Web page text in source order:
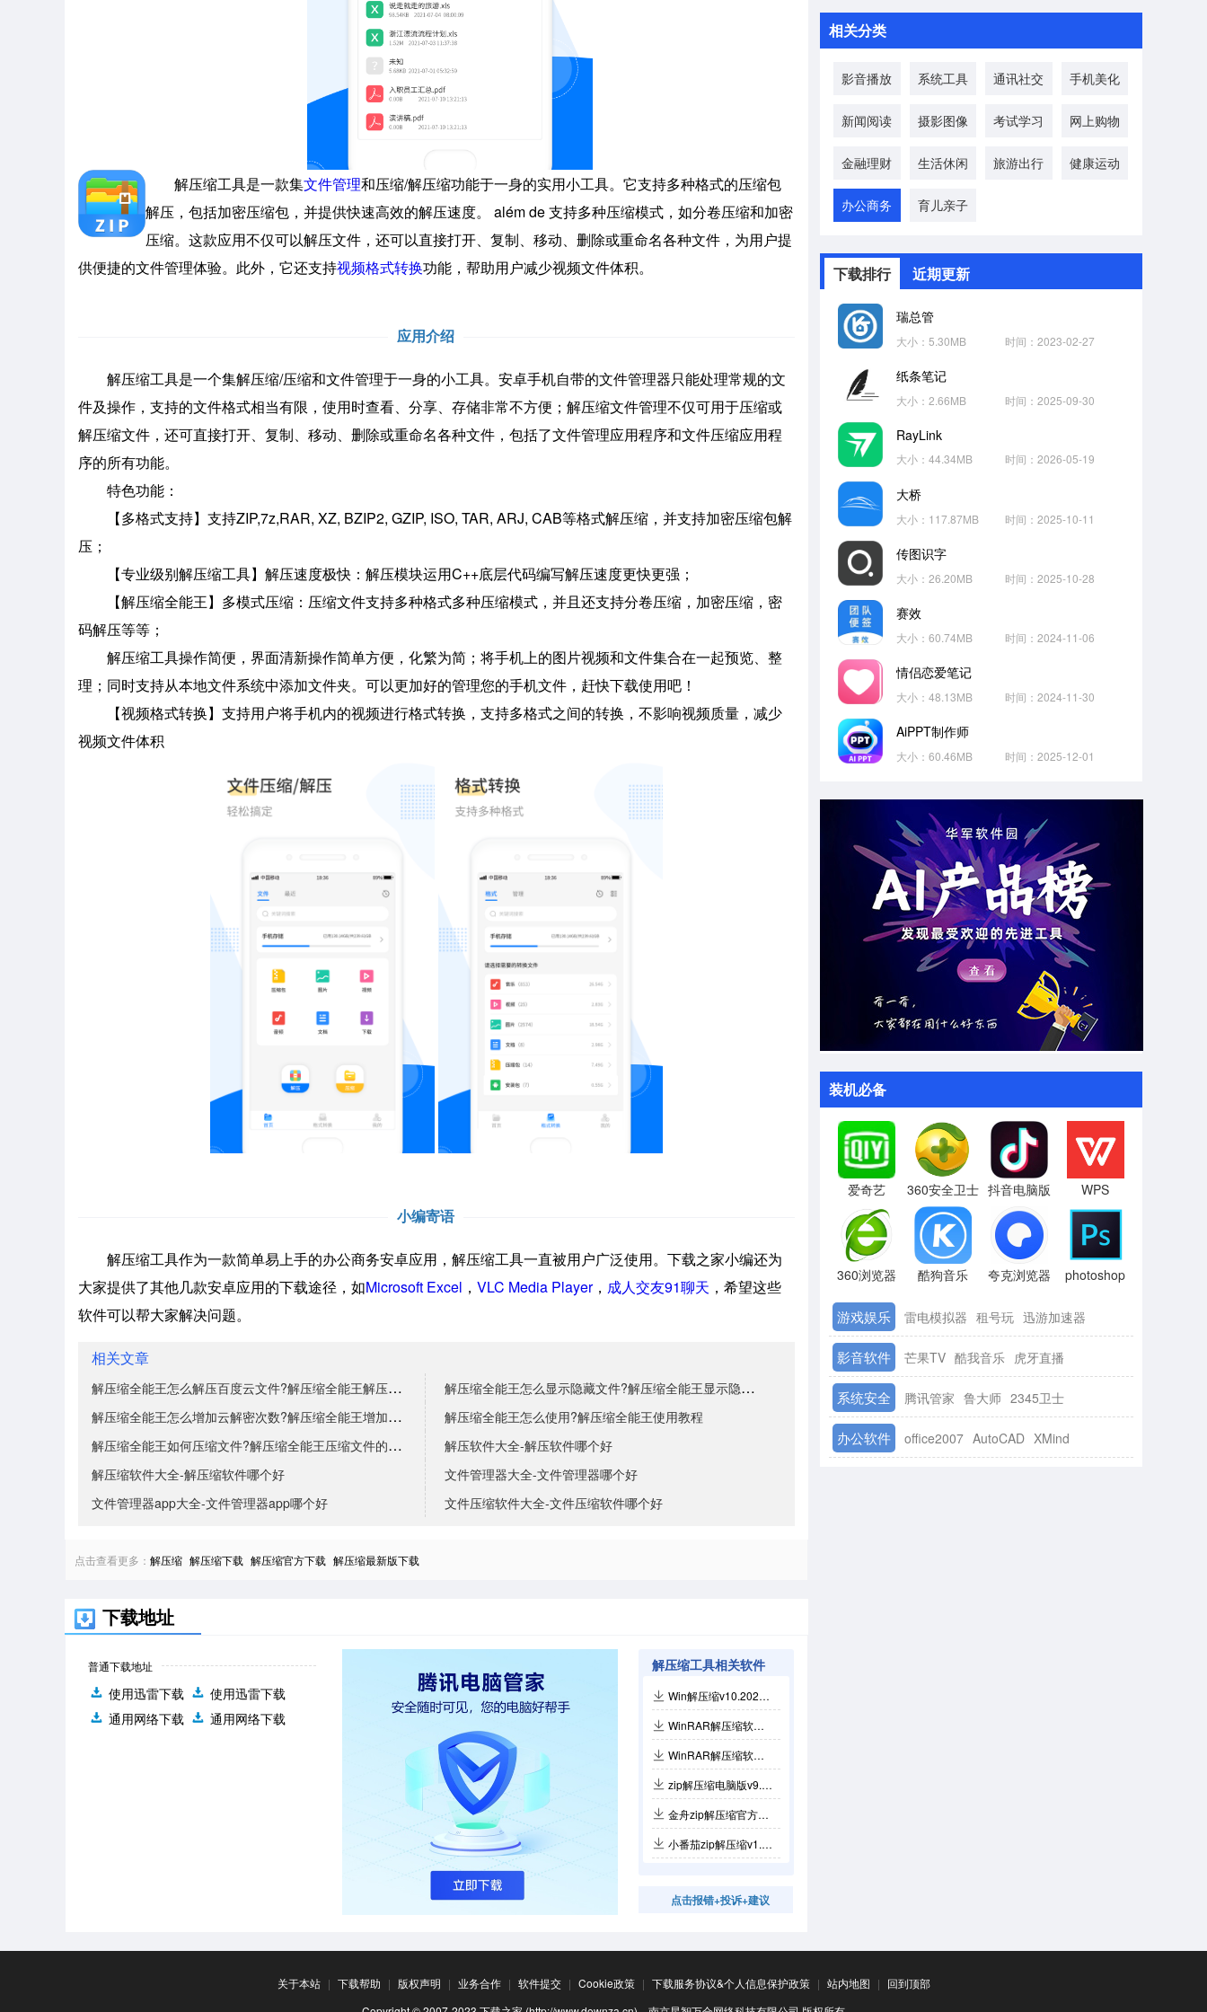
解压缩工具是一款集文件管理和压缩/解压缩功能于一身的实用小工具。它支持多种格式的压缩包
解压，包括加密压缩包，并提供快速高效的解压速度。 além de 支持多种压缩模式，如分卷压缩和加密
压缩。这款应用不仅可以解压文件，还可以直接打开、复制、移动、删除或重命名各种文件，为用户提
供便捷的文件管理体验。此外，它还支持视频格式转换功能，帮助用户减少视频文件体积。
应用介绍
解压缩工具是一个集解压缩/压缩和文件管理于一身的小工具。安卓手机自带的文件管理器只能处理常规的文
件及操作，支持的文件格式相当有限，使用时查看、分享、存储非常不方便；解压缩文件管理不仅可用于压缩或
解压缩文件，还可直接打开、复制、移动、删除或重命名各种文件，包括了文件管理应用程序和文件压缩应用程
序的所有功能。
特色功能：
【多格式支持】支持ZIP,7z,RAR, XZ, BZIP2, GZIP, ISO, TAR, ARJ, CAB等格式解压缩，并支持加密压缩包解
压；
【专业级别解压缩工具】解压速度极快：解压模块运用C++底层代码编写解压速度更快更强；
【解压缩全能王】多模式压缩：压缩文件支持多种格式多种压缩模式，并且还支持分卷压缩，加密压缩，密
码解压等等；
解压缩工具操作简便，界面清新操作简单方便，化繁为简；将手机上的图片视频和文件集合在一起预览、整
理；同时支持从本地文件系统中添加文件夹。可以更加好的管理您的手机文件，赶快下载使用吧！
【视频格式转换】支持用户将手机内的视频进行格式转换，支持多格式之间的转换，不影响视频质量，减少
视频文件体积
小编寄语
解压缩工具作为一款简单易上手的办公商务安卓应用，解压缩工具一直被用户广泛使用。下载之家小编还为
大家提供了其他几款安卓应用的下载途径，如Microsoft Excel ， VLC Media Player， 成人交友91聊天 ，希望这些
软件可以帮大家解决问题。
相关文章
解压缩全能王怎么解压百度云文件?解压缩全能王解压百度
解压缩全能王怎么显示隐藏文件?解压缩全能王显示隐藏文
解压缩全能王怎么增加云解密次数?解压缩全能王增加云解
解压缩全能王怎么使用?解压缩全能王使用教程
解压缩全能王如何压缩文件?解压缩全能王压缩文件的方法
解压软件大全-解压软件哪个好
解压缩软件大全-解压缩软件哪个好
文件管理器大全-文件管理器哪个好
文件管理器app大全-文件管理器app哪个好
文件压缩软件大全-文件压缩软件哪个好
点击查看更多： 解压缩 解压缩下载 解压缩官方下载 解压缩最新版下载
下载地址
普通下载地址
使用迅雷下载
使用迅雷下载
通用网络下载
通用网络下载
解压缩工具相关软件
Win解压缩v10.2026.0.5.072910.1283
WinRAR解压缩软件中文特别版7.23
WinRAR解压缩软件7.23官方版
zip解压缩电脑版v9.8.97.0
金舟zip解压缩官方版 v5.3.9.0
小番茄zip解压缩v1.0.0.60
点击报错+投诉+建议
相关分类
影音播放 系统工具 通讯社交 手机美化
新闻阅读 摄影图像 考试学习 网上购物
金融理财 生活休闲 旅游出行 健康运动
办公商务 育儿亲子
下载排行 近期更新
瑞总管
大小：5.30MB 时间：2023-02-27
纸条笔记
大小：2.66MB 时间：2025-09-30
RayLink
大小：44.34MB 时间：2026-05-19
大桥
大小：117.87MB 时间：2025-10-11
传图识字
大小：26.20MB 时间：2025-10-28
赛效
大小：60.74MB 时间：2024-11-06
情侣恋爱笔记
大小：48.13MB 时间：2024-11-30
AiPPT制作师
大小：60.46MB 时间：2025-12-01
装机必备
爱奇艺 360安全卫士 抖音电脑版 WPS
360浏览器 酷狗音乐 夸克浏览器 photoshop
游戏娱乐 雷电模拟器 租号玩 迅游加速器
影音软件 芒果TV 酷我音乐 虎牙直播
系统安全 腾讯管家 鲁大师 2345卫士
办公软件 office2007 AutoCAD XMind
关于本站 | 下载帮助 | 版权声明 | 业务合作 | 软件提交 | Cookie政策 | 下载服务协议&个人信息保护政策 | 站内地图 | 回到顶部